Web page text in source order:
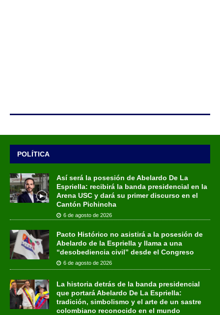
POLÍTICA
Así será la posesión de Abelardo De La
Espriella: recibirá la banda presidencial en la
Arena USC y dará su primer discurso en el
Cantón Pichincha
6 de agosto de 2026
Pacto Histórico no asistirá a la posesión de
Abelardo de la Espriella y llama a una
“desobediencia civil” desde el Congreso
6 de agosto de 2026
La historia detrás de la banda presidencial
que portará Abelardo De La Espriella:
tradición, simbolismo y el arte de un sastre
colombiano reconocido en el mundo